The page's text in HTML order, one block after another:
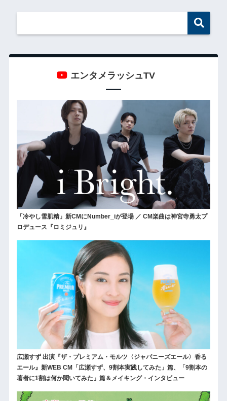
エンタメラッシュTV
「冷やし雪肌精」新CMにNumber_iが登場 ／ CM楽曲は神宮寺勇太プ
ロデュース『ロミジュリ』
広瀬すず 出演『ザ・プレミアム・モルツ〈ジャパニーズエール〉香る
エール』新WEB CM「広瀬すず、9割本実践してみた」篇、「9割本の
著者に1割は何か聞いてみた」篇＆メイキング・インタビュー